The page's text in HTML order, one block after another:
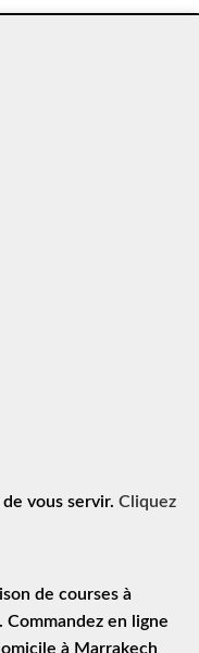
vous servir. Cliquez
de courses à
en ligne
à Marrakech